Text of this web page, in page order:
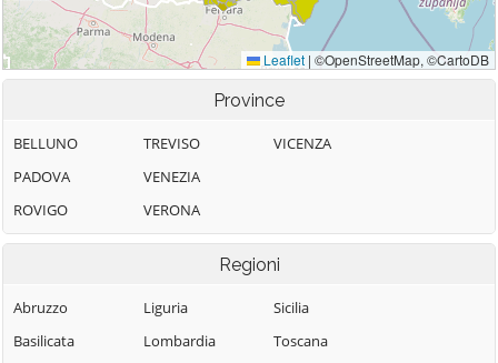
Province
BELLUNO
PADOVA
ROVIGO
TREVISO
VENEZIA
VERONA
VICENZA
Regioni
Abruzzo
Basilicata
Liguria
Lombardia
Sicilia
Toscana